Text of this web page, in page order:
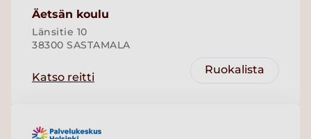
Äetsän koulu
Länsitie 10
38300 SASTAMALA
Katso reitti
Ruokalista